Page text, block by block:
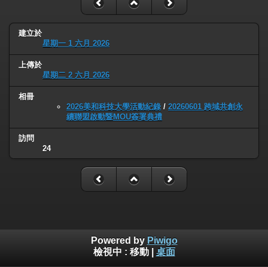
建立於
星期一 1 六月 2026
上傳於
星期二 2 六月 2026
相冊
2026美和科技大學活動紀錄 / 20260601 跨域共創永
續聯盟啟動暨MOU簽署典禮
訪問
24
Powered by Piwigo
檢視中 : 移動| 桌面